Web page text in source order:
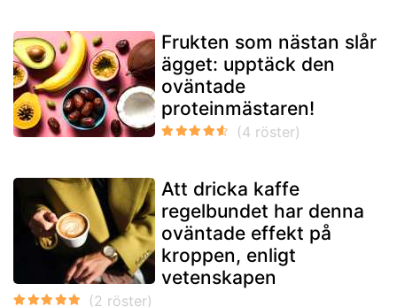
Frukten som nästan slår
ägget: upptäck den
oväntade
proteinmästaren!
Att dricka kaffe
regelbundet har denna
oväntade effekt på
kroppen, enligt
vetenskapen